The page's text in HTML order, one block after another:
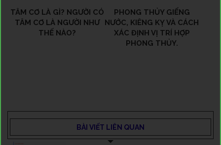
TÂM CƠ LÀ GÌ? NGƯỜI CÓ
TÂM CƠ LÀ NGƯỜI NHƯ
THẾ NÀO?
PHONG THỦY GIẾNG
NƯỚC, KIÊNG KỴ VÀ CÁCH
XÁC ĐỊNH VỊ TRÍ HỢP
PHONG THỦY.
BÀI VIẾT LIÊN QUAN